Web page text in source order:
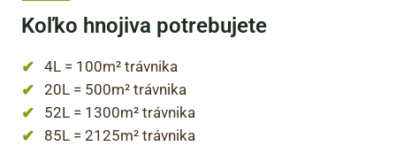
Koľko hnojiva potrebujete
4L = 100m² trávnika
20L = 500m² trávnika
52L = 1300m² trávnika
85L = 2125m² trávnika